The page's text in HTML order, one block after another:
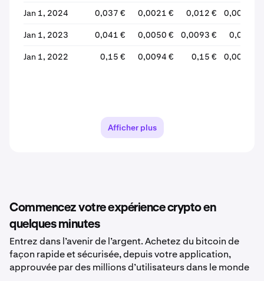
Jan 1, 2024 0,037 € 0,0021 € 0,012 € 0,0056 €
Jan 1, 2023 0,041 € 0,0050 € 0,0093 € 0,012 €
Jan 1, 2022 0,15 € 0,0094 € 0,15 € 0,0094 €
Afficher plus
Commencez votre expérience crypto en
quelques minutes
Entrez dans l’avenir de l’argent. Achetez du bitcoin de
façon rapide et sécurisée, depuis votre application,
approuvée par des millions d’utilisateurs dans le monde